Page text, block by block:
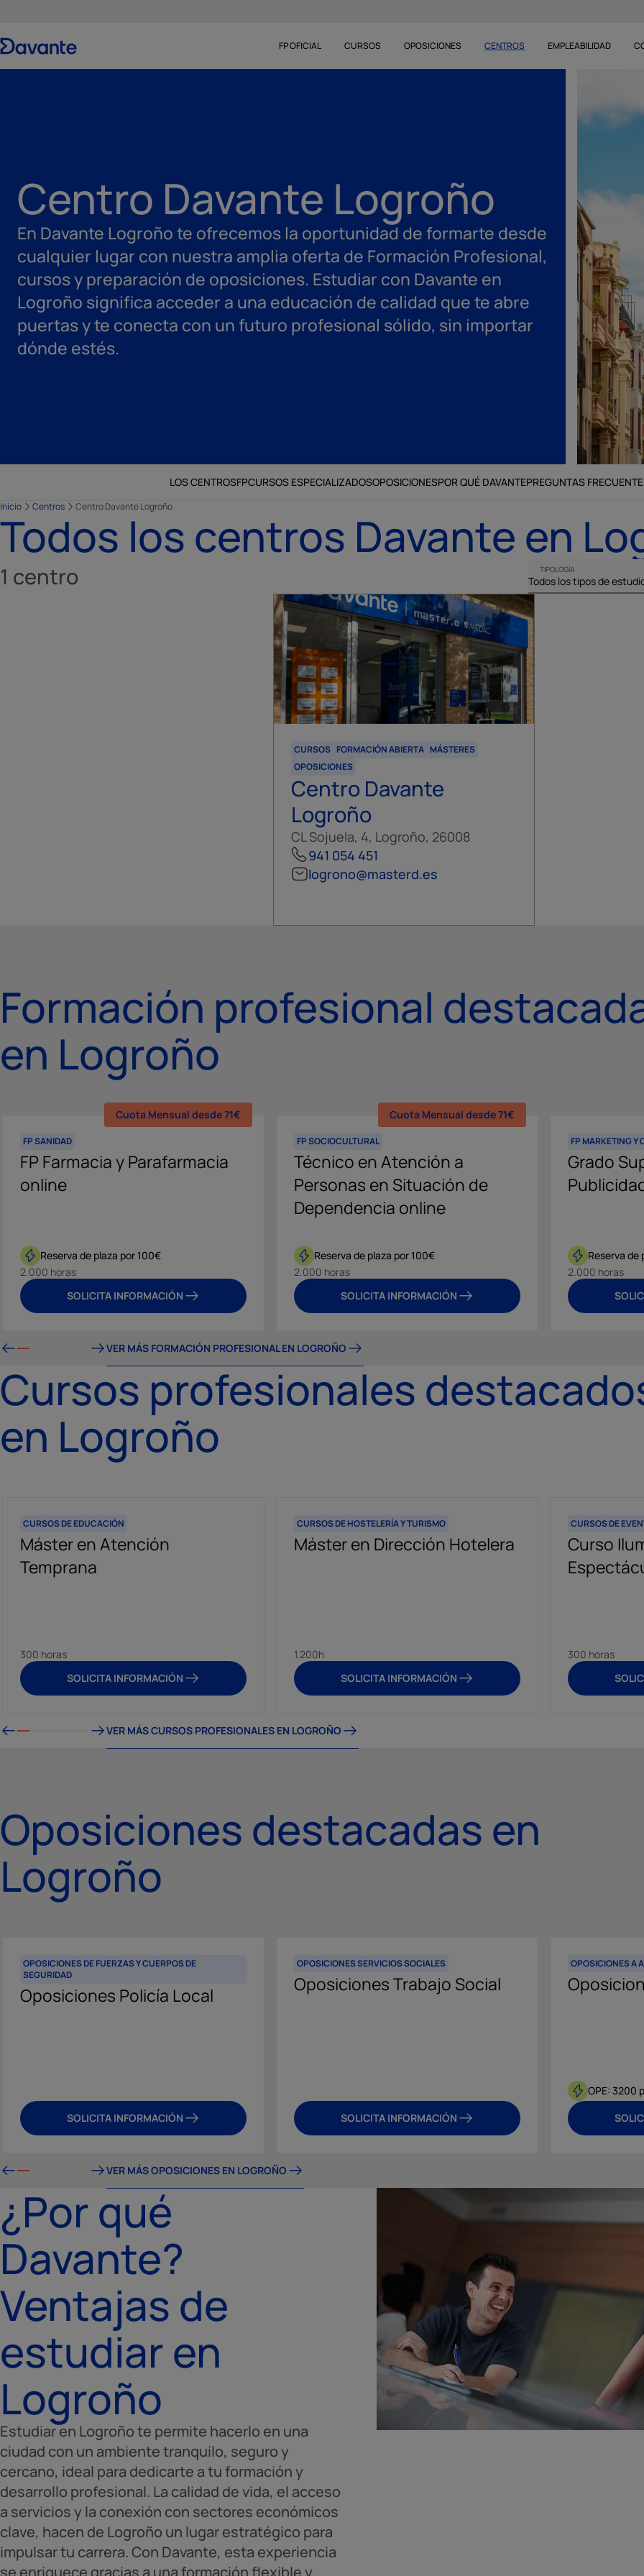
FP OFICIAL CURSOS OPOSICIONES CENTROS EMPLEABILIDAD
Centro Davante Logroño
En Davante Logroño te ofrecemos la oportunidad de formarte desde
cualquier lugar con nuestra amplia oferta de Formación Profesional,
cursos y preparación de oposiciones. Estudiar con Davante en
Logroño significa acceder a una educación de calidad que te abre
puertas y te conecta con un futuro profesional sólido, sin importar
dónde estés.
LOS CENTROSFPCURSOS ESPECIALIZADOSOPOSICIONESPOR QUÉ DAVANTEPREGUNTAS
Inicio Centros Centro Davante Logroño
Todos los centros Davante en
1 centro TIPOLOGÍA
CURSOS FORMACIÓN ABIERTA MÁSTERES
OPOSICIONES
Centro Davante
Logroño
CL Sojuela, 4, Logroño, 26008
941 054 451
logrono@masterd.es
Formación profesional
en Logroño
Cuota Mensual desde 71€
FP SANIDAD
FP Farmacia y Parafarmacia
online
Reserva de plaza por 100€
2.000 horas
SOLICITA INFORMACIÓN
Cuota Mensual desde 71€
FP SOCIOCULTURAL
Técnico en Atención a
Personas en Situación de
Dependencia online
Reserva de plaza por 100€
2.000 horas
SOLICITA INFORMACIÓN
FP MARKETING Y
Grado
Reserva de
2.000 horas
VER MÁS FORMACIÓN PROFESIONAL EN LOGROÑO
Cursos profesionales
en Logroño
CURSOS DE EDUCACIÓN
Máster en Atención
Temprana
300 horas
SOLICITA INFORMACIÓN
CURSOS DE HOSTELERÍA Y TURISMO
Máster en Dirección Hotelera
1.200h
SOLICITA INFORMACIÓN
CURSOS DE
Curso
300 horas
VER MÁS CURSOS PROFESIONALES EN LOGROÑO
Oposiciones destacadas en
Logroño
OPOSICIONES DE FUERZAS Y CUERPOS DE
SEGURIDAD
Oposiciones Policía Local
SOLICITA INFORMACIÓN
OPOSICIONES SERVICIOS SOCIALES
Oposiciones Trabajo Social
SOLICITA INFORMACIÓN
OPOSICIONES A
OPE: 3200
VER MÁS OPOSICIONES EN LOGROÑO
¿Por qué
Davante?
Ventajas de
estudiar en
Logroño
Estudiar en Logroño te permite hacerlo en una
ciudad con un ambiente tranquilo, seguro y
cercano, ideal para dedicarte a tu formación y
desarrollo profesional. La calidad de vida, el acceso
a servicios y la conexión con sectores económicos
clave, hacen de Logroño un lugar estratégico para
impulsar tu carrera. Con Davante, esta experiencia
se enriquece gracias a una formación flexible y